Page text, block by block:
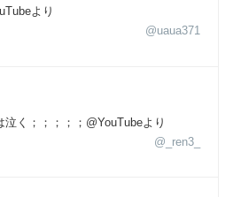
より
@uaua371
く；；；；；@YouTubeより
@_ren3_